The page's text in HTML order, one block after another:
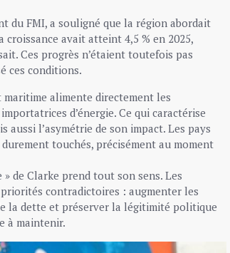
du FMI, a souligné que la région abordait
croissance avait atteint 4,5 % en 2025,
Ces progrès n’étaient toutefois pas
ces conditions.
maritime alimente directement les
d’énergie. Ce qui caractérise
aussi l’asymétrie de son impact. Les pays
touchés, précisément au moment
de Clarke prend tout son sens. Les
contradictoires : augmenter les
la dette et préserver la légitimité politique
à maintenir.